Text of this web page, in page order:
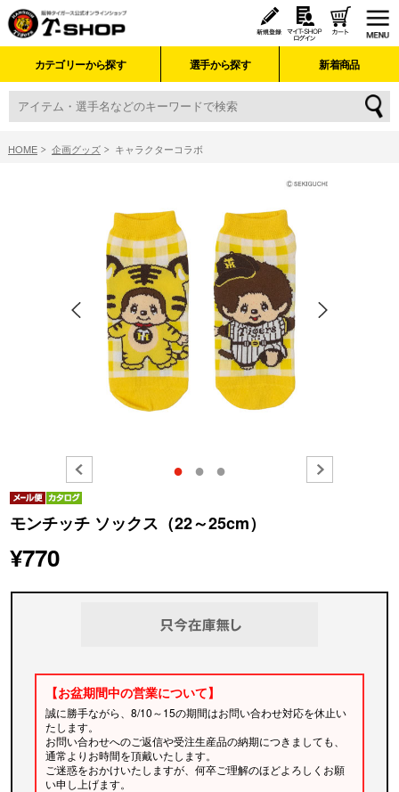
カテゴリーから探す 選手から探す 新着商品
HOME 企画グッズ キャラクターコラボ
● ● ●
モンチッチ ソックス（22～25cm）
¥770
【お盆期間中の営業について】
誠に勝手ながら、8/10～15の期間はお問い合わせ対応を休止い
たします。
お問い合わせへのご返信や受注生産品の納期につきましても、
通常よりお時間を頂戴いたします。
ご迷惑をおかけいたしますが、何卒ご理解のほどよろしくお願
い申し上げます。